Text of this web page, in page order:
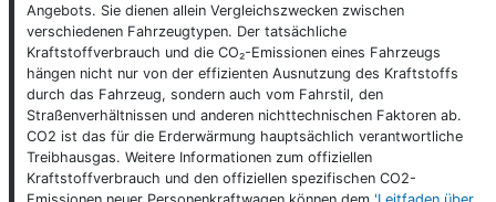
Angebots. Sie dienen allein Vergleichszwecken zwischen
verschiedenen Fahrzeugtypen. Der tatsächliche
Kraftstoffverbrauch und die CO₂-Emissionen eines Fahrzeugs
hängen nicht nur von der effizienten Ausnutzung des Kraftstoffs
durch das Fahrzeug, sondern auch vom Fahrstil, den
Straßenverhältnissen und anderen nichttechnischen Faktoren ab.
CO2 ist das für die Erderwärmung hauptsächlich verantwortliche
Treibhausgas. Weitere Informationen zum offiziellen
Kraftstoffverbrauch und den offiziellen spezifischen CO2-